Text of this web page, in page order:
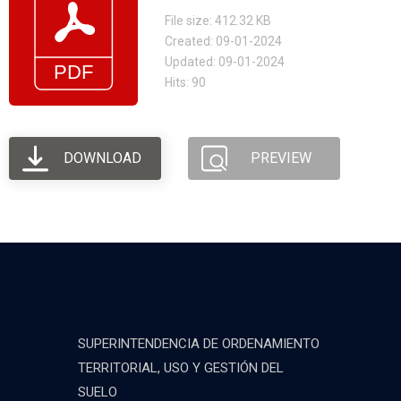
File size: 412.32 KB
Created: 09-01-2024
Updated: 09-01-2024
Hits: 90
DOWNLOAD PREVIEW
SUPERINTENDENCIA DE ORDENAMIENTO
TERRITORIAL, USO Y GESTIÓN DEL
SUELO